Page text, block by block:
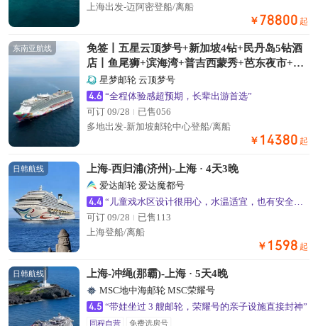
上海出发-迈阿密登船/离船
￥ 78800 起
东南亚航线
免签丨五星云顶梦号+新加坡4钻+民丹岛5钻酒
店丨鱼尾狮+滨海湾+普吉西蒙秀+芭东夜市+红
树林+黄金沙丘蓝湖丨赠圣淘沙五选一体验+海
景下午茶
星梦邮轮 云顶梦号
4.6 “全程体验感超预期，长辈出游首选”
可订 09/28
已售056
多地出发-新加坡邮轮中心登船/离船
￥ 14380 起
日韩航线 上海-西归浦(济州)-上海 · 4天3晚
爱达邮轮 爱达魔都号
4.4
可订 09/28
已售113
上海登船/离船
￥ 1598 起
日韩航线 上海-冲绳(那霸)-上海 · 5天4晚
MSC地中海邮轮 MSC荣耀号
4.5 “带娃坐过 3 艘邮轮，荣耀号的亲子设施直接封神”
同程自营 免费选房号